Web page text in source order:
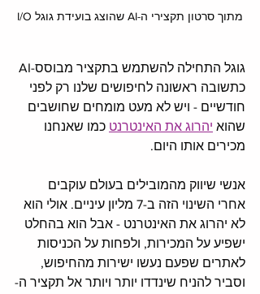
מתוך סרטון תקצירי ה-AI שהוצג בועידת גוגל I/O
כתשובה ראשונה לחיפושים שלנו רק לפני
חודשיים - ויש לא מעט מומחים שחושבים
שהוא יהרוג את האינטרנט כמו שאנחנו
מכירים אותו היום.
אנשי שיווק מהמובילים בעולם עוקבים
אחרי השינוי הזה ב-7 מליון עיניים. אולי הוא
לא יהרוג את האינטרנט - אבל הוא בהחלט
ישפיע על המכירות, ולפחות על הכניסות
לאתרים שפעם נעשו ישירות מהחיפוש,
וסביר להניח שינדדו יותר ויותר אל תקציר ה-